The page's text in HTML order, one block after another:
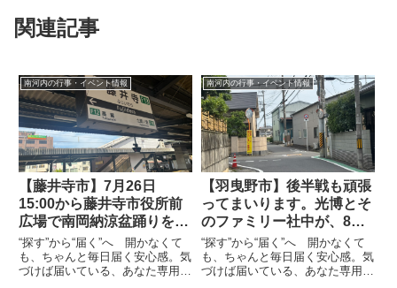
関連記事
南河内の行事・イベント情報
【藤井寺市】7月26日
15:00から藤井寺市役所前
広場で南岡納涼盆踊りを行
います
“探す”から“届く”へ 開かなくて
も、ちゃんと毎日届く安心感。気
づけば届いている、あなた専用の
南河内の行事・イベント情報
【羽曳野市】後半戦も頑張
ってまいります。光博とそ
のファミリー社中が、8月8
日尺度盆踊りに登場
“探す”から“届く”へ 開かなくて
も、ちゃんと毎日届く安心感。気
づけば届いている、あなた専用の